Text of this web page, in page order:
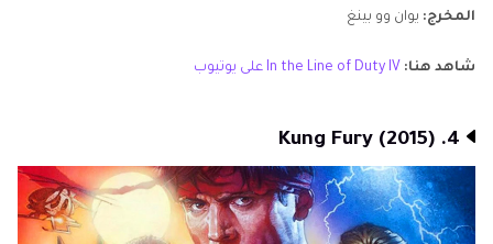
المخرج: يوان وو بينغ
شاهد هنا: In the Line of Duty IV على يوتيوب
4. Kung Fury (2015)